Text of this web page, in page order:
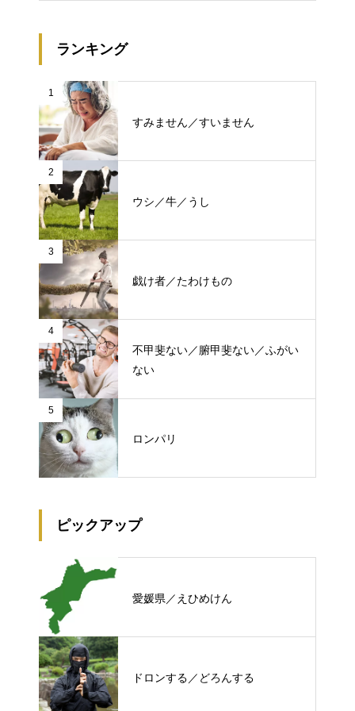
ランキング
1
すみません／すいません
2
ウシ／牛／うし
3
戯け者／たわけもの
4
不甲斐ない／腑甲斐ない／ふがい
ない
5
ロンパリ
ピックアップ
愛媛県／えひめけん
ドロンする／どろんする